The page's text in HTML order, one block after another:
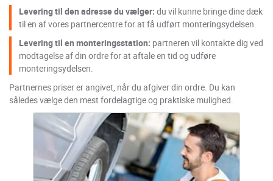
Levering til den adresse du vælger: du vil kunne bringe dine dæk
til en af vores partnercentre for at få udført monteringsydelsen.
Levering til en monteringsstation: partneren vil kontakte dig ved
modtagelse af din ordre for at aftale en tid og udføre
monteringsydelsen.
Partnernes priser er angivet, når du afgiver din ordre. Du kan
således vælge den mest fordelagtige og praktiske mulighed.